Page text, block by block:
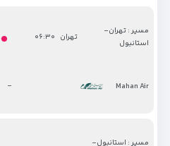
مسیر : تهران-
استانبول
تهران ۰۶:۳۰
Mahan Air
-
مسیر : استانبول-